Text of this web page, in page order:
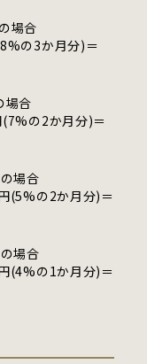
場合
の3か月分)＝
場合
の2か月分)＝
場合
(5%の2か月分)＝
場合
(4%の1か月分)＝